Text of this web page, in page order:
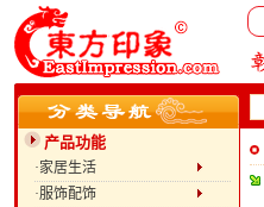
产品功能
·家居生活
·服饰配饰